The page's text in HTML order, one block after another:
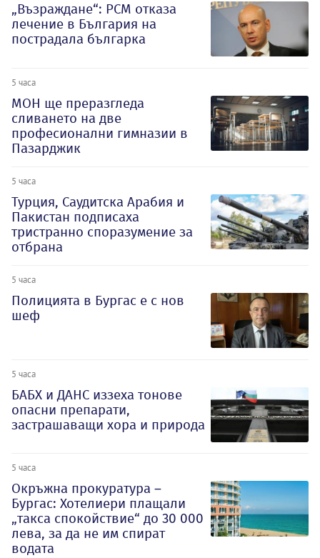
„Възраждане“: РСМ отказа
лечение в България на
пострадала българка
5 часа
МОН ще преразгледа
сливането на две
професионални гимназии в
Пазарджик
5 часа
Турция, Саудитска Арабия и
Пакистан подписаха
тристранно споразумение за
отбрана
5 часа
Полицията в Бургас е с нов
шеф
5 часа
БАБХ и ДАНС иззеха тонове
опасни препарати,
застрашаващи хора и природа
5 часа
Окръжна прокуратура –
Бургас: Хотелиери плащали
„такса спокойствие“ до 30 000
лева, за да не им спират
водата